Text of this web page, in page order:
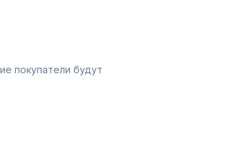
покупатели будут